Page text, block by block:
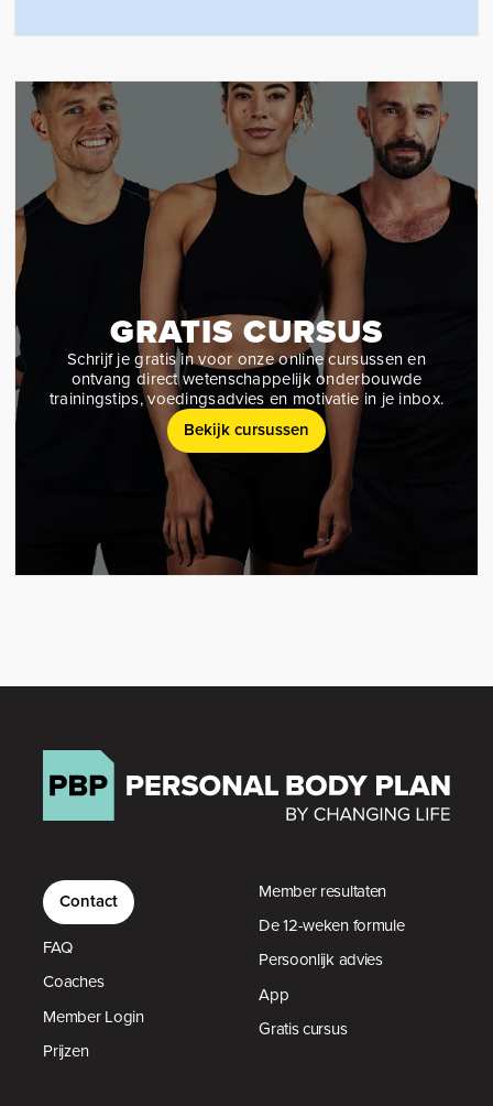
GRATIS CURSUS
Schrijf je gratis in voor onze online cursussen en
ontvang direct wetenschappelijk onderbouwde
trainingstips, voedingsadvies en motivatie in je inbox.
Bekijk cursussen
Contact
FAQ
Coaches
Member Login
Prijzen
Member resultaten
De 12-weken formule
Persoonlijk advies
App
Gratis cursus